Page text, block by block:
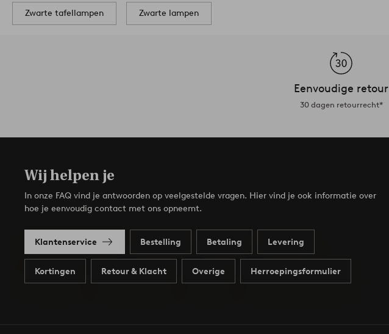
Zwarte tafellampen Zwarte lampen
Eenvoudige retour
30 dagen retourrecht*
Wij helpen je
In onze FAQ vind je antwoorden op veelgestelde vragen. Hier vind je ook informatie over
hoe je eenvoudig contact met ons opneemt.
Klantenservice Bestelling Betaling Levering
Kortingen Retour & Klacht Overige Herroepingsformulier